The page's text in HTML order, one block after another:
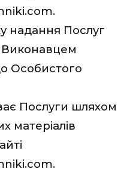
надання Послуг
Виконавцем
Особистого
Послуги шляхом
матеріалів